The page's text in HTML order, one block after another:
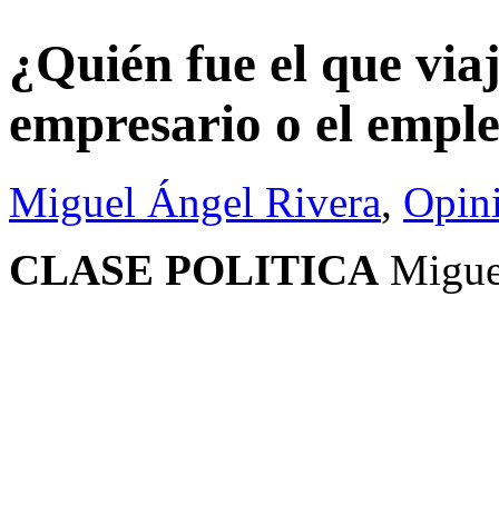
¿Quién fue el que
empresario o el
Miguel Ángel Rivera,
CLASE POLITICA